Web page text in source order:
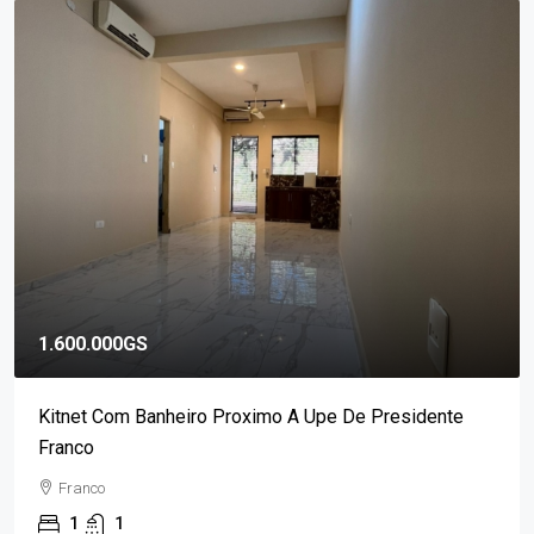
1.600.000GS
Kitnet Com Banheiro Proximo A Upe De Presidente
Franco
Franco
1 1